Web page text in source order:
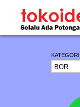
KATEGORI